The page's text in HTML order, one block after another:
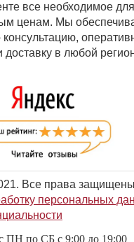
все необходимое для
ценам. Мы
доставку в любой
Все права
персональных
по СБ с 9:00 до 19:00